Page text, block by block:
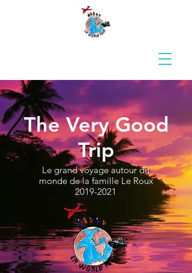
The Very Good
Trip
Le grand voyage autour du
monde de la famille Le Roux
2019-2021